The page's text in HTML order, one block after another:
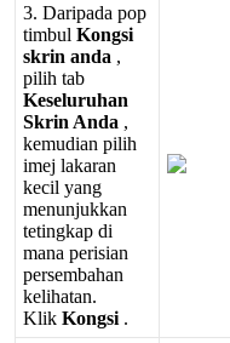
3. Daripada pop
timbul Kongsi
skrin anda ,
pilih tab
Keseluruhan
Skrin Anda ,
kemudian pilih
imej lakaran
kecil yang
menunjukkan
tetingkap di
mana perisian
persembahan
kelihatan.
Klik Kongsi .